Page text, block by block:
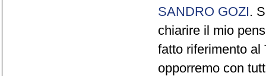
SANDRO GOZI.
chiarire il mio
fatto riferimento al
opporremo con